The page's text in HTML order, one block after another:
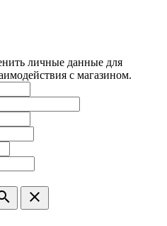
личные данные для
с магазином.
clear